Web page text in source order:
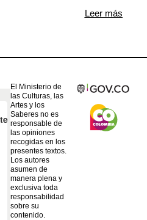
Leer más
El Ministerio de
las Culturas, las
Artes y los
Saberes no es
responsable de
las opiniones
recogidas en los
presentes textos.
Los autores
asumen de
manera plena y
exclusiva toda
responsabilidad
sobre su
contenido.